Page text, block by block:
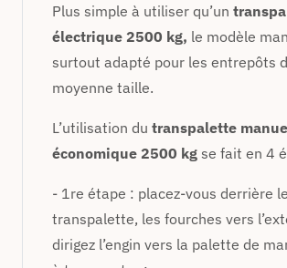
Plus simple à utiliser qu’un
électrique 2500 kg, le modèle
surtout adapté pour les entrepôts
moyenne taille.
L’utilisation du transpalette
économique 2500 kg se fait en 4
- 1re étape : placez-vous derrière le
transpalette, les fourches vers
dirigez l’engin vers la palette de